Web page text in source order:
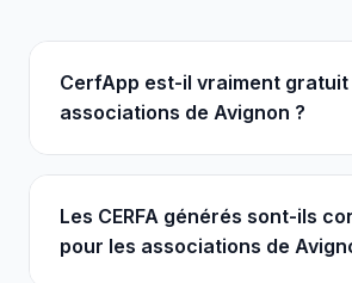
CerfApp est-il vraiment gratuit
associations de Avignon ?
Les CERFA générés sont-ils
pour les associations de